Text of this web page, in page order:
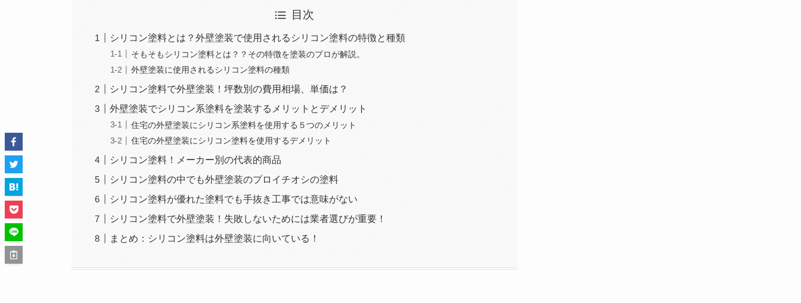
目次
シリコン塗料とは？外壁塗装で使用されるシリコン塗料の特徴と種類
そもそもシリコン塗料とは？？その特徴を塗装のプロが解説。
外壁塗装に使用されるシリコン塗料の種類
シリコン塗料で外壁塗装！坪数別の費用相場、単価は？
外壁塗装でシリコン系塗料を塗装するメリットとデメリット
住宅の外壁塗装にシリコン系塗料を使用する５つのメリット
住宅の外壁塗装にシリコン塗料を使用するデメリット
シリコン塗料！メーカー別の代表的商品
シリコン塗料の中でも外壁塗装のプロイチオシの塗料
シリコン塗料が優れた塗料でも手抜き工事では意味がない
シリコン塗料で外壁塗装！失敗しないためには業者選びが重要！
まとめ：シリコン塗料は外壁塗装に向いている！